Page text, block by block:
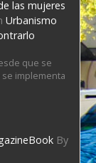
las mujeres
Urbanismo
que se
implementa
By